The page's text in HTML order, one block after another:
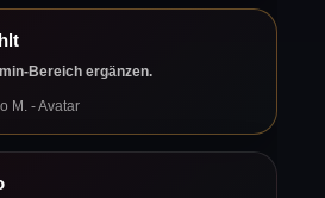
Bereich ergänzen.
M. - Avatar